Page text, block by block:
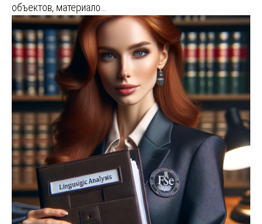
объектов, материало…